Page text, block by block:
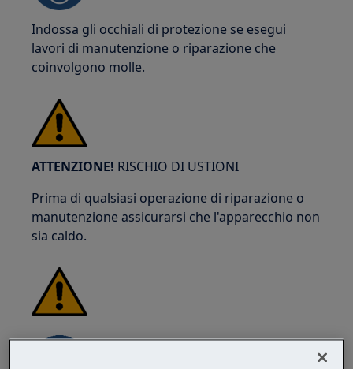
Indossa gli occhiali di protezione se esegui
lavori di manutenzione o riparazione che
coinvolgono molle.
ATTENZIONE! RISCHIO DI USTIONI
Prima di qualsiasi operazione di riparazione o
manutenzione assicurarsi che l'apparecchio non
sia caldo.